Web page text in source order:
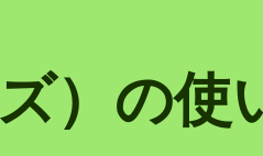
）の使